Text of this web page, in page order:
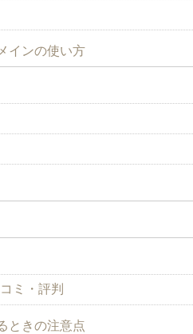
インの使い方
ミ・評判
ときの注意点